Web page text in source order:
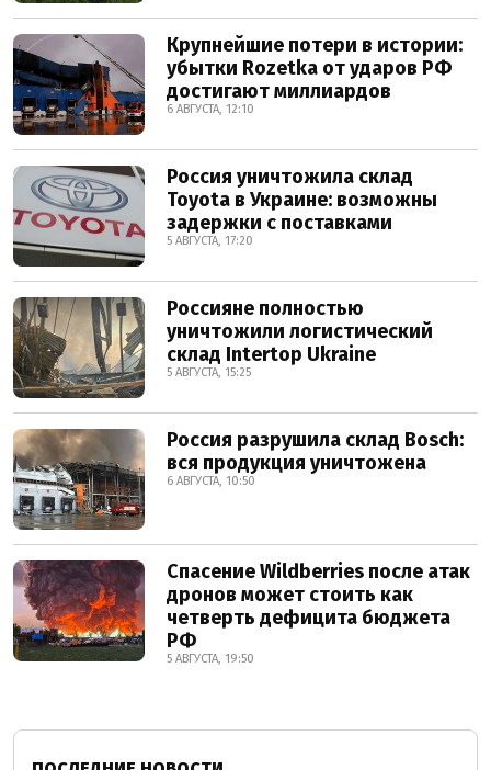
Крупнейшие потери в истории:
убытки Rozetka от ударов РФ
достигают миллиардов
6 АВГУСТА, 12:10
Россия уничтожила склад
Toyota в Украине: возможны
задержки с поставками
5 АВГУСТА, 17:20
Россияне полностью
уничтожили логистический
склад Intertop Ukraine
5 АВГУСТА, 15:25
Россия разрушила склад Bosch:
вся продукция уничтожена
6 АВГУСТА, 10:50
Спасение Wildberries после атак
дронов может стоить как
четверть дефицита бюджета
РФ
5 АВГУСТА, 19:50